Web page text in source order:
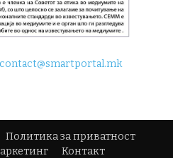
contact@smartportal.mk
Политика за приватност
Контакт